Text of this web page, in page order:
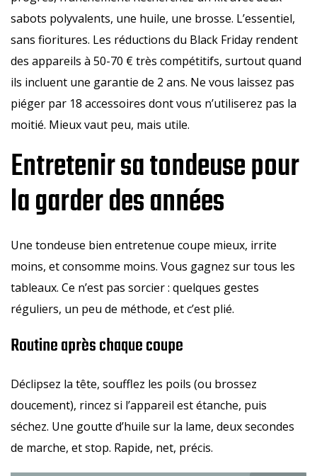
sabots polyvalents, une huile, une brosse. L’essentiel,
sans fioritures. Les réductions du Black Friday rendent
des appareils à 50-70 € très compétitifs, surtout quand
ils incluent une garantie de 2 ans. Ne vous laissez pas
piéger par 18 accessoires dont vous n’utiliserez pas la
moitié. Mieux vaut peu, mais utile.
Entretenir sa tondeuse pour
la garder des années
Une tondeuse bien entretenue coupe mieux, irrite
moins, et consomme moins. Vous gagnez sur tous les
tableaux. Ce n’est pas sorcier : quelques gestes
réguliers, un peu de méthode, et c’est plié.
Routine après chaque coupe
Déclipsez la tête, soufflez les poils (ou brossez
doucement), rincez si l’appareil est étanche, puis
séchez. Une goutte d’huile sur la lame, deux secondes
de marche, et stop. Rapide, net, précis.